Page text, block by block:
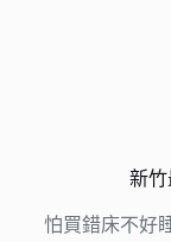
新
怕買錯床不好